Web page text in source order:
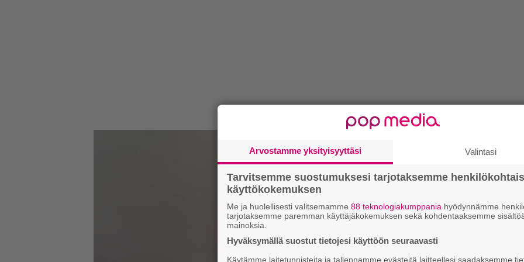
Arvostamme yksityisyyttäsi Valintasi
Tarvitsemme suostumuksesi tarjotaksemme
käyttökokemuksen
Me ja huolellisesti valitsemamme 88 teknologiakumppania hyödynnämme
tarjotaksemme paremman käyttäjäkokemuksen sekä kohdentaaksemme
mainoksia.
Hyväksymällä suostut tietojesi käyttöön seuraavasti
Käytämme laitetunnisteita ja tallennamme evästeitä laitteellesi saadaksemme